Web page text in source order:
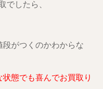
でしたら、
がつくのかわからな
態でも喜んでお買取り